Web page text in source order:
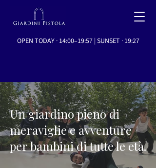
OPEN TODAY · 14:00–19:57 | SUNSET · 19:27
Un giardino pieno di
meraviglie e avventure
per bambini di tutte le età.